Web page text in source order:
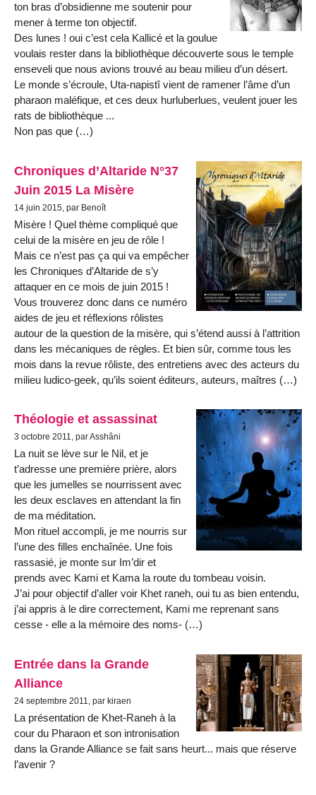
ton bras d’obsidienne me soutenir pour
mener à terme ton objectif.
Des lunes ! oui c’est cela Kallicé et la goulue
voulais rester dans la bibliothèque découverte sous le temple
enseveli que nous avions trouvé au beau milieu d’un désert.
Le monde s’écroule, Uta-napistî vient de ramener l’âme d’un
pharaon maléfique, et ces deux hurluberlues, veulent jouer les
rats de bibliothèque ...
Non pas que (…)
Chroniques d’Altaride N°37
Juin 2015 La Misère
14 juin 2015, par Benoît
Misère ! Quel thème compliqué que
celui de la misère en jeu de rôle !
Mais ce n’est pas ça qui va empêcher
les Chroniques d’Altaride de s’y
attaquer en ce mois de juin 2015 !
Vous trouverez donc dans ce numéro
aides de jeu et réflexions rôlistes
autour de la question de la misère, qui s’étend aussi à l’attrition
dans les mécaniques de règles. Et bien sûr, comme tous les
mois dans la revue rôliste, des entretiens avec des acteurs du
milieu ludico-geek, qu’ils soient éditeurs, auteurs, maîtres (…)
Théologie et assassinat
3 octobre 2011, par Asshâni
La nuit se lève sur le Nil, et je
t’adresse une première prière, alors
que les jumelles se nourrissent avec
les deux esclaves en attendant la fin
de ma méditation.
Mon rituel accompli, je me nourris sur
l’une des filles enchaînée. Une fois
rassasié, je monte sur Im’dir et
prends avec Kami et Kama la route du tombeau voisin.
J’ai pour objectif d’aller voir Khet raneh, oui tu as bien entendu,
j’ai appris à le dire correctement, Kami me reprenant sans
cesse - elle a la mémoire des noms- (…)
Entrée dans la Grande
Alliance
24 septembre 2011, par kiraen
La présentation de Khet-Raneh à la
cour du Pharaon et son intronisation
dans la Grande Alliance se fait sans heurt... mais que réserve
l’avenir ?